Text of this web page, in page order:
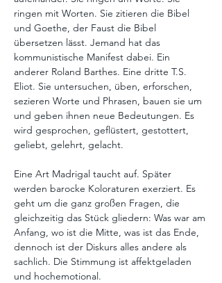
ringen mit Worten. Sie zitieren die Bibel
und Goethe, der Faust die Bibel
übersetzen lässt. Jemand hat das
kommunistische Manifest dabei. Ein
anderer Roland Barthes. Eine dritte T.S.
Eliot. Sie untersuchen, üben, erforschen,
sezieren Worte und Phrasen, bauen sie um
und geben ihnen neue Bedeutungen. Es
wird gesprochen, geflüstert, gestottert,
geliebt, gelehrt, gelacht.
Eine Art Madrigal taucht auf. Später
werden barocke Koloraturen exerziert. Es
geht um die ganz großen Fragen, die
gleichzeitig das Stück gliedern: Was war am
Anfang, wo ist die Mitte, was ist das Ende,
dennoch ist der Diskurs alles andere als
sachlich. Die Stimmung ist affektgeladen
und hochemotional.